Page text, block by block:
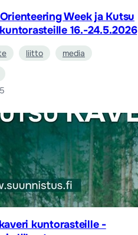
Week ja Kutsu
16.-24.5.2026
liitto
media
kuntorasteille -